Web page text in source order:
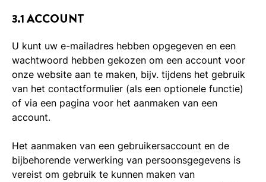
3.1 ACCOUNT
U kunt uw e-mailadres hebben opgegeven en een
wachtwoord hebben gekozen om een account voor
onze website aan te maken, bijv. tijdens het gebruik
van het contactformulier (als een optionele functie)
of via een pagina voor het aanmaken van een
account.
Het aanmaken van een gebruikersaccount en de
bijbehorende verwerking van persoonsgegevens is
vereist om gebruik te kunnen maken van